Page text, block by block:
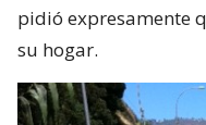
pidió expresamente
su hogar.